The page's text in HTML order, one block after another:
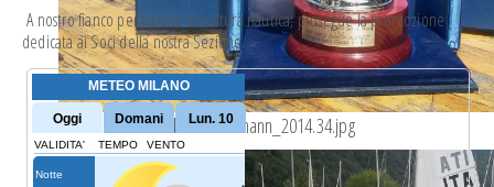
trofeo_bianchi-albrici_guldmann_2014.34.jpg
A nostro fianco per parlare di cultura nautica; prosegue lapromozione
dedicataai Soci della nostra Sezione